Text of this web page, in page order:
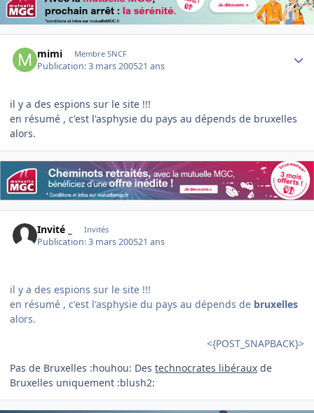
mimi Membre SNCF
Publication:3 mars 200521 ans
il y a des espions sur le site !!!
en résumé , c'est l'asphysie du pays au dépends de bruxelles
alors.
Invité _ Invités
Publication:3 mars 200521 ans
il y a des espions sur le site !!!
en résumé , c'est l'asphysie du pays au dépends de bruxelles
alors.
<{POST_SNAPBACK}>
Pas de Bruxelles :houhou: Des technocrates libéraux de
Bruxelles uniquement :blush2: